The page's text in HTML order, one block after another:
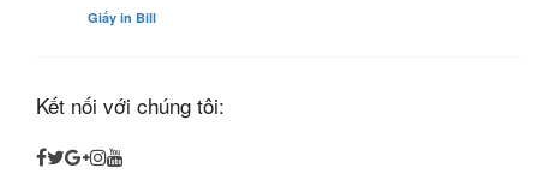
Giấy in Bill
Kết nối với chúng tôi: